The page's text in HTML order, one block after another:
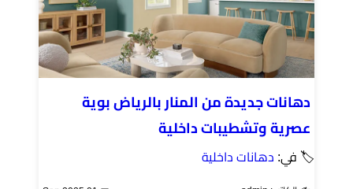
دهانات جديدة من المنار بالرياض بوية
عصرية وتشطيبات داخلية
🏷 في: دهانات داخلية